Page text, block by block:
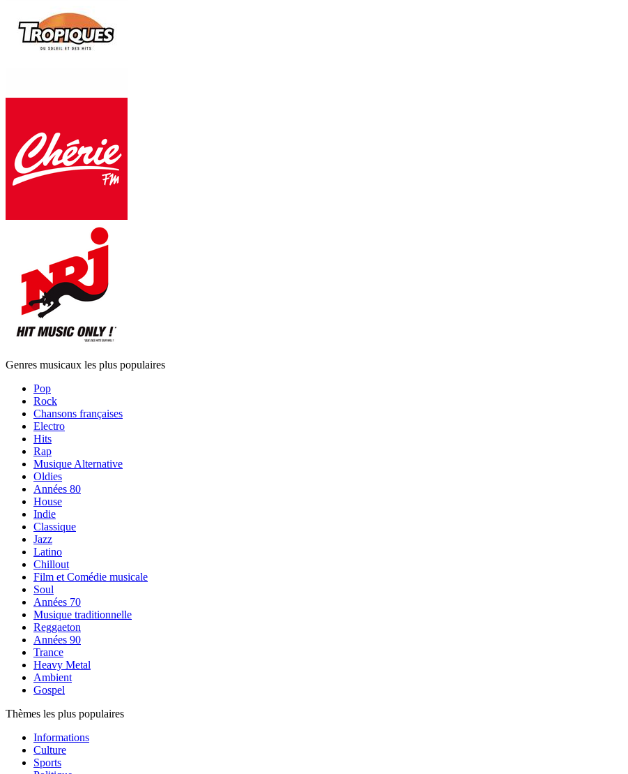
Genres musicaux les plus populaires
Pop
Rock
Chansons françaises
Electro
Hits
Rap
Musique Alternative
Oldies
Années 80
House
Indie
Classique
Jazz
Latino
Chillout
Film et Comédie musicale
Soul
Années 70
Musique traditionnelle
Reggaeton
Années 90
Trance
Heavy Metal
Ambient
Gospel
Thèmes les plus populaires
Informations
Culture
Sports